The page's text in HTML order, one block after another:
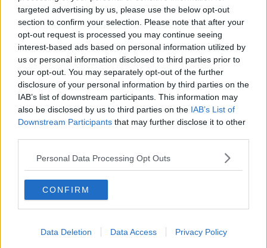
targeted advertising by us, please use the below opt-out
section to confirm your selection. Please note that after your
opt-out request is processed you may continue seeing
interest-based ads based on personal information utilized by
us or personal information disclosed to third parties prior to
your opt-out. You may separately opt-out of the further
disclosure of your personal information by third parties on the
IAB’s list of downstream participants. This information may
also be disclosed by us to third parties on the IAB’s List of
Downstream Participants that may further disclose it to other
Personal Data Processing Opt Outs
CONFIRM
Data Deletion Data Access Privacy Policy
Articoli dal Blog “Pensieri della domenica” di Libero Venturi
​Agorà reloaded
Ultimo
​L’urlo e gli inglesi
Carrà
Può darsi
Europei
Acciaio
Il Presidente
Luana
​Ci vuole Fedez
​Cronaca di un vaccino annunciato
​Liberazione
Vaxzevria